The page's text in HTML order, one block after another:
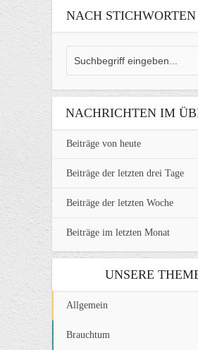
NACH
NACHRICHTEN IM
Beiträge von heute
Beiträge der letzten drei Tage
Beiträge der letzten Woche
Beiträge im letzten Monat
UNSERE
Allgemein
Brauchtum